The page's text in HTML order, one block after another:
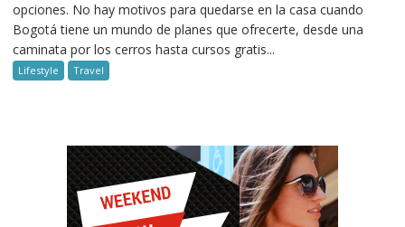
opciones. No hay motivos para quedarse en la casa cuando
Bogotá tiene un mundo de planes que ofrecerte, desde una
caminata por los cerros hasta cursos gratis...
Lifestyle Travel